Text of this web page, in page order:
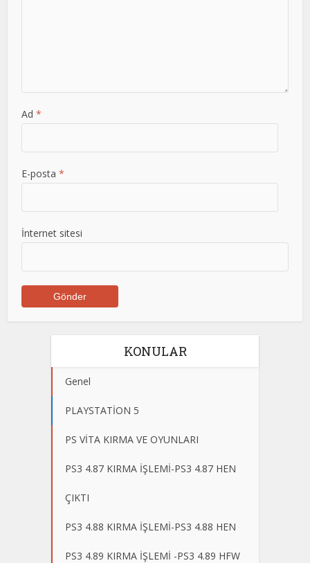
Ad*
E-posta*
İnternet sitesi
KONULAR
Genel
PLAYSTATİON 5
PS VİTA KIRMA VE OYUNLARI
PS3 4.87 KIRMA İŞLEMİ-PS3 4.87 HEN
ÇIKTI
PS3 4.88 KIRMA İŞLEMİ-PS3 4.88 HEN
PS3 4.89 KIRMA İŞLEMİ -PS3 4.89 HFW